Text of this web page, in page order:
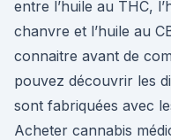
entre l’huile au THC,
chanvre et l’huile au
connaitre avant de
pouvez découvrir les
sont fabriquées avec
Acheter cannabis